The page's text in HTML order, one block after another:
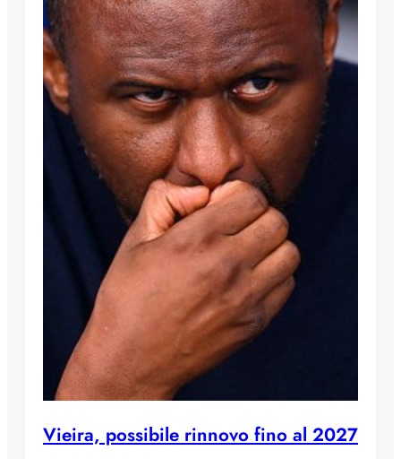
Vieira, possibile rinnovo fino al 2027